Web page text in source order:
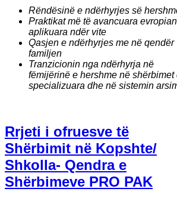
Rëndësinë e ndërhyrjes së
Praktikat më të avancuara
aplikuara ndër vite
Qasjen e ndërhyrjes me në qendër
familjen
Tranzicionin nga ndërhyrja në
fëmijërinë e hershme në shërbimet
specializuara dhe në sistemin
Rrjeti i ofruesve të
Shërbimit në Kopshte/
Shkolla- Qendra e
Shërbimeve PRO PAK